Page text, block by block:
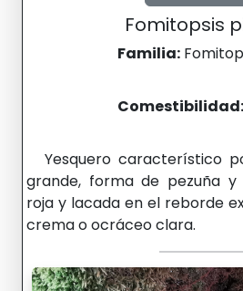
Fomitopsis
Familia:
Comestibilidad:
Yesquero característico
grande, forma de pezuña y
roja y lacada en el reborde
crema o ocráceo clara.